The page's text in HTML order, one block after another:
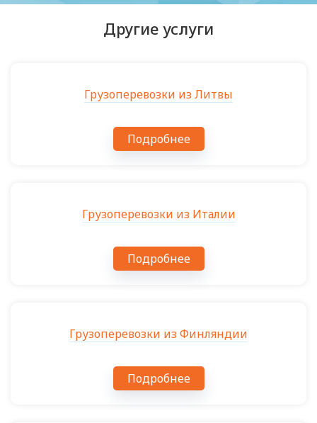
Другие услуги
Грузоперевозки из Литвы
Подробнее
Грузоперевозки из Италии
Подробнее
Грузоперевозки из Финляндии
Подробнее